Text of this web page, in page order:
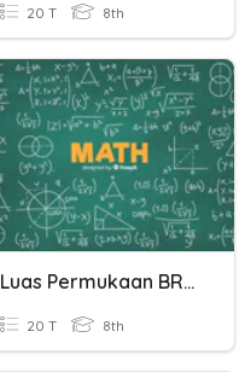
20 T 8th
Luas Permukaan BRSD
20 T 8th